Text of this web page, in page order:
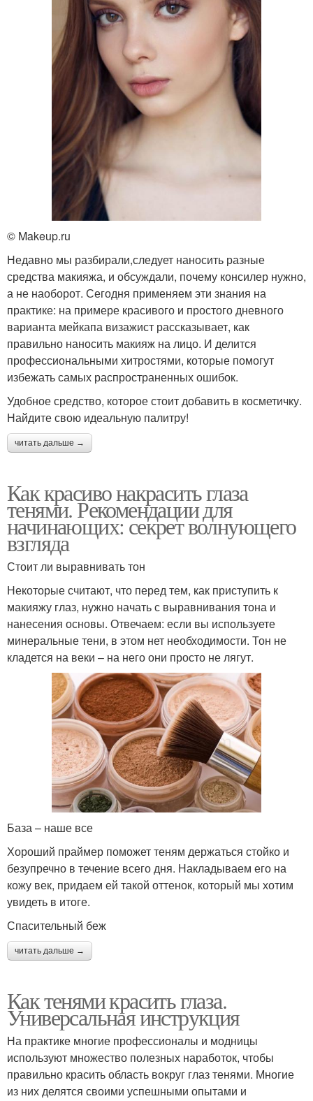
© Makeup.ru
Недавно мы разбирали,следует наносить разные
средства макияжа, и обсуждали, почему консилер нужно,
а не наоборот. Сегодня применяем эти знания на
практике: на примере красивого и простого дневного
варианта мейкапа визажист рассказывает, как
правильно наносить макияж на лицо. И делится
профессиональными хитростями, которые помогут
избежать самых распространенных ошибок.
Удобное средство, которое стоит добавить в косметичку.
Найдите свою идеальную палитру!
читать дальше →
Как красиво накрасить глаза
тенями. Рекомендации для
начинающих: секрет волнующего
взгляда
Стоит ли выравнивать тон
Некоторые считают, что перед тем, как приступить к
макияжу глаз, нужно начать с выравнивания тона и
нанесения основы. Отвечаем: если вы используете
минеральные тени, в этом нет необходимости. Тон не
кладется на веки – на него они просто не лягут.
База – наше все
Хороший праймер поможет теням держаться стойко и
безупречно в течение всего дня. Накладываем его на
кожу век, придаем ей такой оттенок, который мы хотим
увидеть в итоге.
Спасительный беж
читать дальше →
Как тенями красить глаза.
Универсальная инструкция
На практике многие профессионалы и модницы
используют множество полезных наработок, чтобы
правильно красить область вокруг глаз тенями. Многие
из них делятся своими успешными опытами и